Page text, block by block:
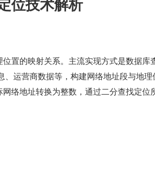
置的映射关系。主流实现方式是数据库
运营商数据等，构建网络地址段与地理
网络地址转换为整数，通过二分查找定位